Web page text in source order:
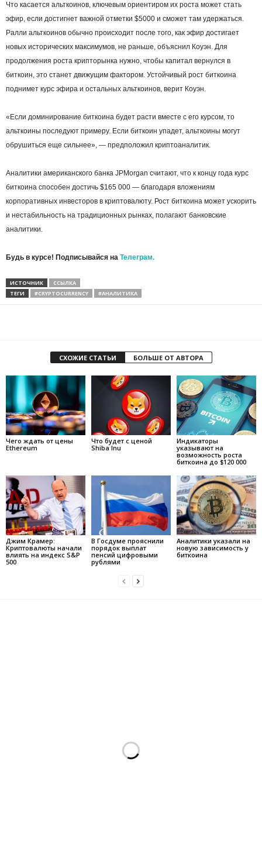
Что касается альткоинов, ключевым ориентиром их роста может стать
эфир, если достигнет важной отметки $5000 и сможет там удержаться.
Ралли альткоинов обычно происходит после того, как эфир достигает
новых исторических максимумов, не раньше, объяснил Коуэн. Для
продолжения роста крипторынка нужно, чтобы капитал вернулся в
биткоин, это станет движущим фактором. Устойчивый рост биткоина
поднимет курс эфира и остальных альткоинов, верит Коуэн.
«Если доминирование биткоина будет расти вместе с его курсом, то
альткоины последуют примеру. Если биткоин упадет, альткоины могут
обрушиться еще сильнее», — предположил криптоаналитик.
Аналитики американского банка JPMorgan считают, что к концу года курс
биткоина способен достичь $165 000 — благодаря вложениям
корпоративных инвесторов в криптовалюту. Рост биткоина может ускорить
и нестабильность на традиционных рынках, полагают банковские
аналитики.
Будь в курсе! Подписывайся на Телеграм.
ИСТОЧНИК
ССЫЛКА
ТЕГИ
#CRYPTOCURRENCY #АНАЛИТИКА
СХОЖИЕ СТАТЬИ БОЛЬШЕ ОТ АВТОРА
Чего ждать от цены
Ethereum
Что будет с ценой
Shiba Inu
Индикаторы
указывают на
возможность роста
биткоина до $120 000
Джим Крамер:
Криптовалюты начали
влиять на индекс S&P
500
В Госдуме прояснили
порядок выплат
пенсий цифровыми
рублями
Аналитики указали на
новую зависимость у
биткоина